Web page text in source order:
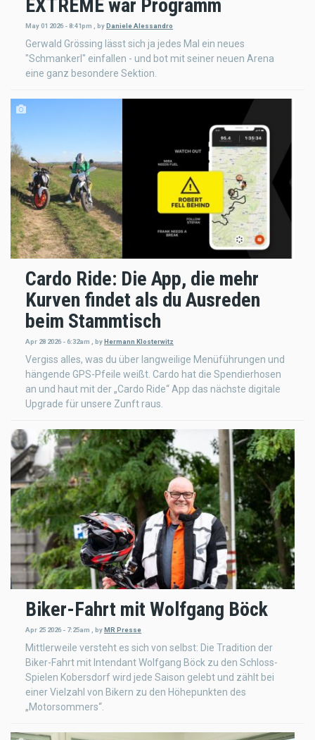
EXTREME war Programm
May 01 2026 - 8:41pm byDaniele Alessandro
Gerwald Grössing lässt sich ja jedes Mal ein neues
"Schmankerl" einfallen - und bot mit seiner neuen Arena
eine ganz besondere Sektion.
Cardo Ride: Die App, die mehr
Kurven findet als du Ausreden
beim Stammtisch
Apr 28 2026 - 6:32am , byHermann Klosterwitz
Vergiss alles, was du über langweilige Menüführungen und
hängende GPS-Pfeile weißt. Cardo hat die Spendierhosen
an und haut mit der „Cardo Ride“ App das nächste digitale
Upgrade für unsere Zunft raus.
Biker-Fahrt mit Wolfgang Böck
Apr 25 2026 - 7:25am , byMR Presse
Mittlerweile versteht es sich von selbst: Die Tradition der
Biker-Fahrt mit Intendant Wolfgang Böck zu den Schloss-
Spielen Kobersdorf wird jede Saison gelebt und zählt bei
einer Vielzahl von Bikern zu den Höhepunkten des
„Motorsommers“.